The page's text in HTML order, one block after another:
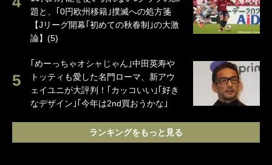
題と、｢0円欧州移籍｣撲滅への処方箋
【Jリーグ開幕｢初めての秋春制｣の大激
論】(5)
｢めーっちゃオシャじゃん｣中田英寿や
トッティも愛した名門ローマ、新アウ
ェイユニが大評判！｢カッコいい｣｢好き
なデザイン｣｢今年は2nd買おうかな｣
ランキングをもっと見る